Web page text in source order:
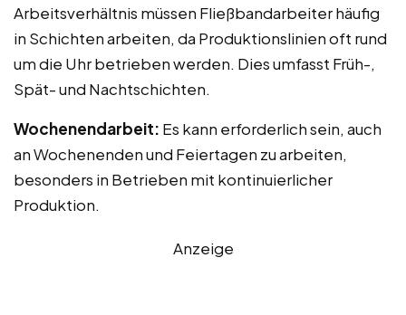
Arbeitsverhältnis müssen Fließbandarbeiter häufig
in Schichten arbeiten, da Produktionslinien oft rund
um die Uhr betrieben werden. Dies umfasst Früh-,
Spät- und Nachtschichten.
Wochenendarbeit: Es kann erforderlich sein, auch
an Wochenenden und Feiertagen zu arbeiten,
besonders in Betrieben mit kontinuierlicher
Produktion.
Anzeige